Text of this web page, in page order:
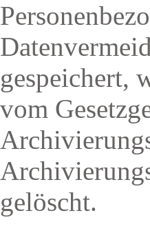
gespeichert,
vom
gelöscht.